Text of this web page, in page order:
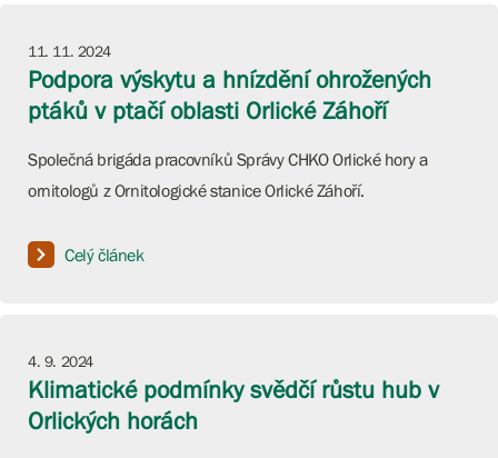
11. 11. 2024
Podpora výskytu a hnízdění ohrožených
ptáků v ptačí oblasti Orlické Záhoří
Společná brigáda pracovníků Správy CHKO Orlické hory a
ornitologů z Ornitologické stanice Orlické Záhoří.
Celý článek
4. 9. 2024
Klimatické podmínky svědčí růstu hub v
Orlických horách